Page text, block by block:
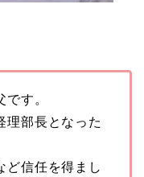
す。
理部長となった
ど信任を得まし